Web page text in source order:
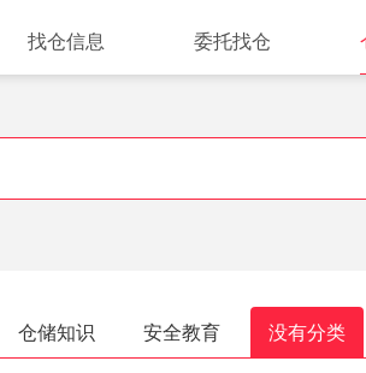
找仓信息 委托找仓
仓储知识 安全教育 没有分类